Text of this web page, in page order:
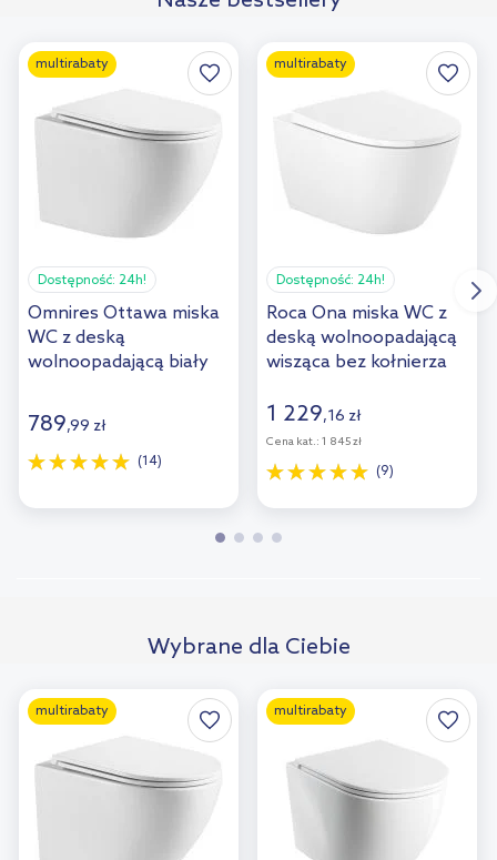
multirabaty
Dostępność: 24h!
Omnires Ottawa miska
WC z deską
wolnoopadającą biały
789,99 zł
(14)
multirabaty
Dostępność: 24h!
Roca Ona miska WC z
deską wolnoopadającą
wisząca bez kołnierza
1 229,16 zł
Cena kat.: 1 845 zł
(9)
Wybrane dla Ciebie
multirabaty multirabaty